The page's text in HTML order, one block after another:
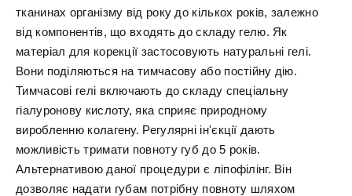
тканинах організму від року до кількох років, залежно
від компонентів, що входять до складу гелю. Як
матеріал для корекції застосовують натуральні гелі.
Вони поділяються на тимчасову або постійну дію.
Тимчасові гелі включають до складу спеціальну
гіалуронову кислоту, яка сприяє природному
виробленню колагену. Регулярні ін'єкції дають
можливість тримати повноту губ до 5 років.
Альтернативою даної процедури є ліпофілінг. Він
дозволяє надати губам потрібну повноту шляхом